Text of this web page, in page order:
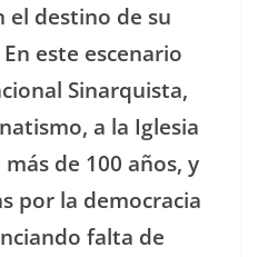
el destino de su
este escenario
Sinarquista,
a la Iglesia
de 100 años, y
por la democracia
falta de